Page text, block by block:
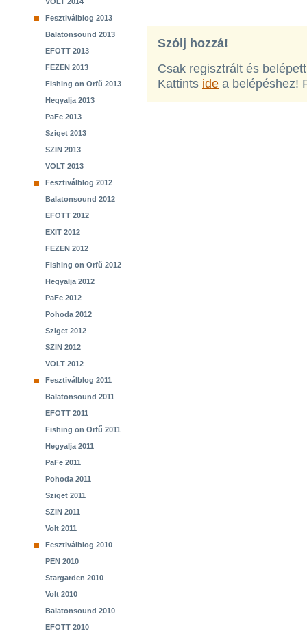
Fesztiválblog 2013
Balatonsound 2013
EFOTT 2013
FEZEN 2013
Fishing on Orfű 2013
Hegyalja 2013
PaFe 2013
Sziget 2013
SZIN 2013
VOLT 2013
Fesztiválblog 2012
Balatonsound 2012
EFOTT 2012
EXIT 2012
FEZEN 2012
Fishing on Orfű 2012
Hegyalja 2012
PaFe 2012
Pohoda 2012
Sziget 2012
SZIN 2012
VOLT 2012
Fesztiválblog 2011
Balatonsound 2011
EFOTT 2011
Fishing on Orfű 2011
Hegyalja 2011
PaFe 2011
Pohoda 2011
Sziget 2011
SZIN 2011
Volt 2011
Fesztiválblog 2010
PEN 2010
Stargarden 2010
Volt 2010
Balatonsound 2010
EFOTT 2010
Szólj hozzá!
Csak regisztrált és
Kattints ide a belépéshez!